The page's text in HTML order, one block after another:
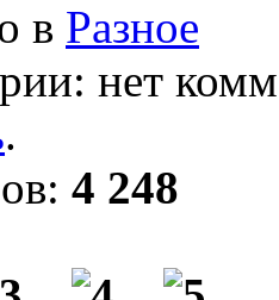
в Разное
нет
.
4 248